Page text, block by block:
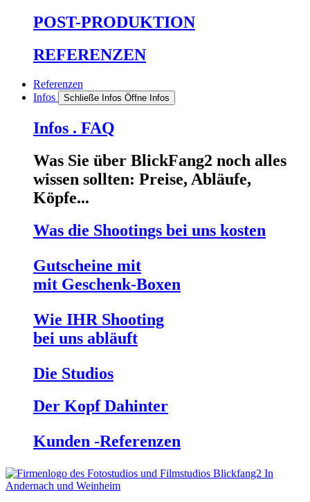
POST-PRODUKTION
REFERENZEN
Referenzen
Infos
Schließe Infos Öffne Infos
Infos . FAQ
Was Sie über BlickFang2 noch alles
wissen sollten: Preise, Abläufe,
Köpfe...
Was die Shootings bei uns kosten
Gutscheine mit
mit Geschenk-Boxen
Wie IHR Shooting
bei uns abläuft
Die Studios
Der Kopf Dahinter
Kunden -Referenzen